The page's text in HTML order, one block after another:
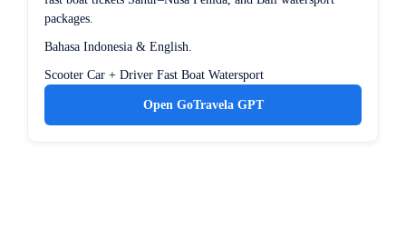
packages.
Bahasa Indonesia & English.
Scooter Car + Driver Fast Boat Watersport
Open GoTravela GPT